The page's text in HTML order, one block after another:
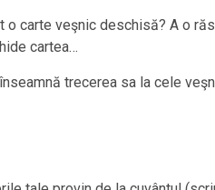
carte veşnic deschisă? A o
cartea…
trecerea sa la cele